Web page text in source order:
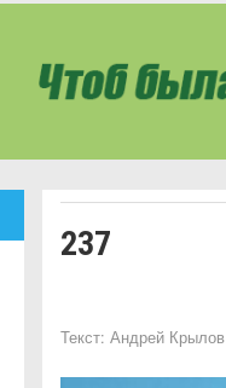
237
Текст:Андрей Крылов